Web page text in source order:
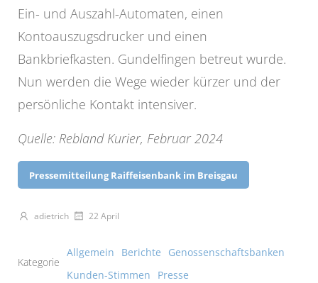
Ein- und Auszahl-Automaten, einen
Kontoauszugsdrucker und einen
Bankbriefkasten. Gundelfingen betreut wurde.
Nun werden die Wege wieder kürzer und der
persönliche Kontakt intensiver.
Quelle: Rebland Kurier, Februar 2024
Pressemitteilung Raiffeisenbank im Breisgau
adietrich 22 April
Kategorie
Allgemein Berichte
Genossenschaftsbanken
Kunden-Stimmen
Presse